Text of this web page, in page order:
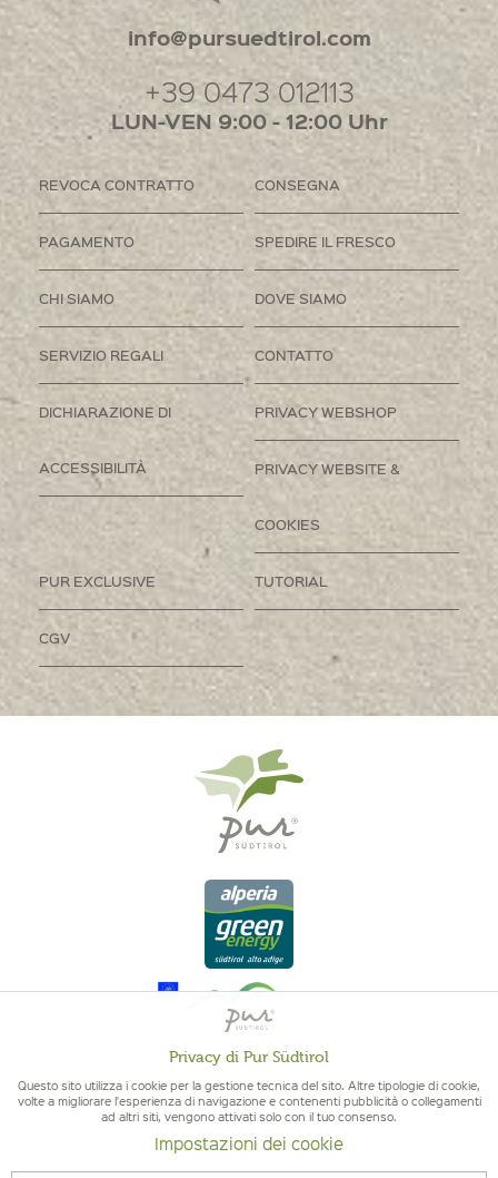
info@pursuedtirol.com
+39 0473 012113
LUN-VEN 9:00 - 12:00 Uhr
REVOCA CONTRATTO CONSEGNA
PAGAMENTO SPEDIRE IL FRESCO
CHI SIAMO DOVE SIAMO
SERVIZIO REGALI CONTATTO
DICHIARAZIONE DI
ACCESSIBILITÀ
PRIVACY WEBSHOP
PRIVACY WEBSITE &
COOKIES
PUR EXCLUSIVE TUTORIAL
CGV
QUALITÀ DELL'ALTO ADIGE - ORIGINE ALTOATESINA E QUALITÁ
CONTROLLATA
Privacy di Pur Südtirol
Questo sito utilizza i cookie per la gestione tecnica del sito. Altre tipologie di cookie,
volte a migliorare l'esperienza di navigazione e contenenti pubblicità o collegamenti
ad altri siti, vengono attivati solo con il tuo consenso.
Impostazioni dei cookie